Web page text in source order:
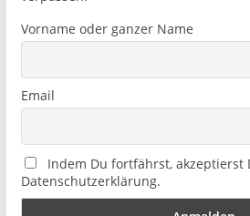
Vorname oder ganzer Name
Email
Indem Du fortfährst, akzeptierst
Datenschutzerklärung.